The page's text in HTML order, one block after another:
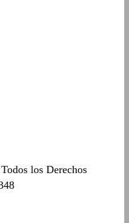
los Derechos